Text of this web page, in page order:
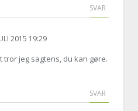
SVAR
2015 19:29
tror jeg sagtens, du kan gøre.
SVAR